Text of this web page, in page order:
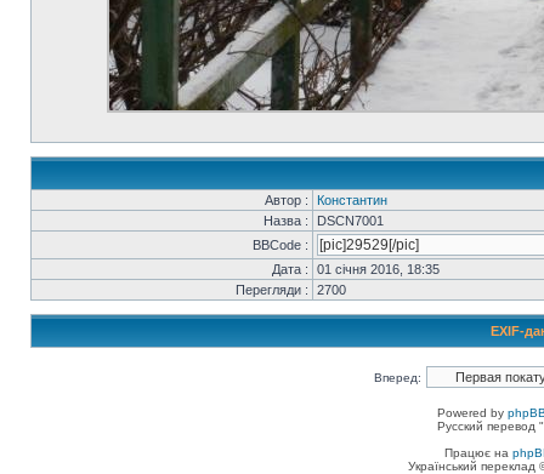
Автор :
Константин
Назва :
DSCN7001
BBCode :
Дата :
01 січня 2016, 18:35
Перегляди :
2700
EXIF-
Вперед:
Powered by
Русский перевод
Працює на
Український